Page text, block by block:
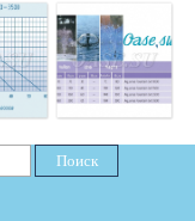
Поиск